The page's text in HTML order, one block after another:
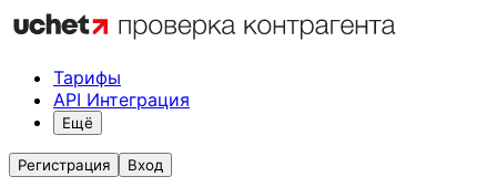
Тарифы
API Интеграция
Ещё
Регистрация Вход